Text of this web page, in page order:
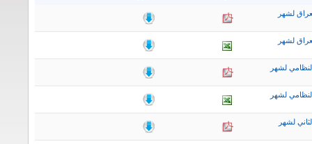
لشهر
لشهر
لشهر
لشهر
لشهر